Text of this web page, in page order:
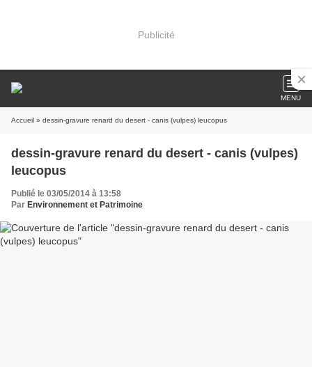
Publicité
MENU
Accueil » dessin-gravure renard du desert - canis (vulpes) leucopus
dessin-gravure renard du desert - canis (vulpes)
leucopus
Publié le 03/05/2014 à 13:58
Par Environnement et Patrimoine